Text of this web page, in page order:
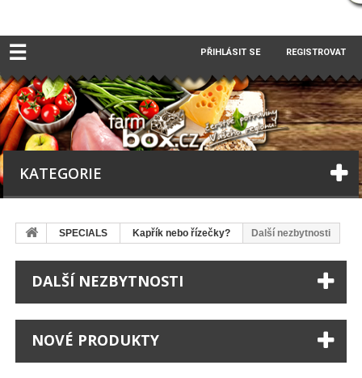
☰ PŘIHLÁSIT SE REGISTROVAT
KATEGORIE
SPECIALS Kapřík nebo řízečky? Další nezbytnosti
DALŠÍ NEZBYTNOSTI
NOVÉ PRODUKTY